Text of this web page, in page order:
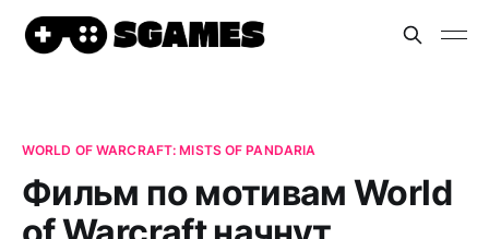
WORLD OF WARCRAFT: MISTS OF PANDARIA
Фильм по мотивам World